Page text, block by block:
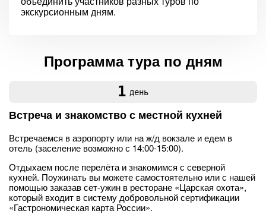
экскурсионным дням.
Программа тура по дням
1 день
Встреча и знакомство с местной кухней
Встречаемся в аэропорту или на ж/д вокзале и едем в
отель (заселение возможно с 14:00-15:00).
Отдыхаем после перелёта и знакомимся с северной
кухней. Поужинать вы можете самостоятельно или с нашей
помощью заказав сет-ужин в ресторане «Царская охота»,
который входит в систему добровольной сертификации
«Гастрономическая карта России».